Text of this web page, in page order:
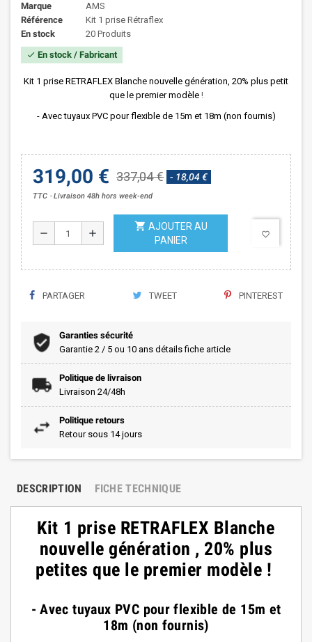
Marque
AMS
Référence
Kit 1 prise Rétraflex
En stock
20 Produits
check En stock / Fabricant
Kit 1 prise RETRAFLEX Blanche nouvelle génération, 20% plus petit
que le premier modèle!
- Avec tuyaux PVC pour flexible de 15m et 18m (non fournis)
319,00 € 337,04 € - 18,04 €
TTC Livraison 48h hors week-end
remove add
shopping_cart AJOUTER AU
PANIER
favorite_border
PARTAGER TWEET PINTEREST
Garanties sécurité
Garantie 2 / 5 ou 10 ans détails fiche article
Politique de livraison
Livraison 24/48h
Politique retours
Retour sous 14 jours
DESCRIPTION FICHE TECHNIQUE
Kit 1 prise RETRAFLEX Blanche
nouvelle génération , 20% plus
petites que le premier modèle !
- Avec tuyaux PVC pour flexible de 15m et
18m (non fournis)